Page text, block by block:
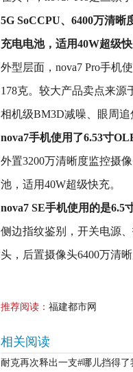
5G SoCCPU、6400万清
充电电池，适用40W超级快
外型层面，nova7 Pro手机
178克。较大产品卖点来源
相机级BM3D减噪、眼周追
nova7手机使用了6.53寸
外置3200万清晰度监控摄
池，适用40W超级快充。
nova7 SE手机使用的是
侧边指纹鉴别，开关电源
头，后置摄像头6400万清
推荐阅读： 福建都市网
相关阅读
耐克再次释出一支#哪儿挡得